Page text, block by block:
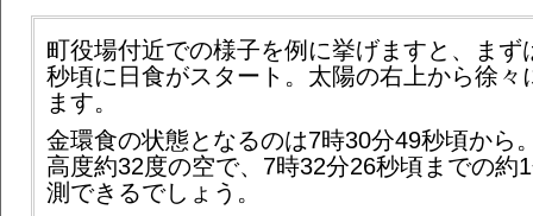
町役場付近での様子を例に挙げますと、まず
秒頃に日食がスタート。太陽の右上から徐々
ます。
金環食の状態となるのは7時30分49秒頃から
高度約32度の空で、7時32分26秒頃までの約
測できるでしょう。